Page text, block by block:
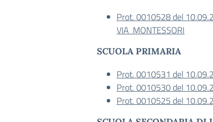
Prot. 0010528 del
VIA MONTESSORI
SCUOLA PRIMARIA
Prot. 0010531 del
Prot. 0010530 del
Prot. 0010525 del